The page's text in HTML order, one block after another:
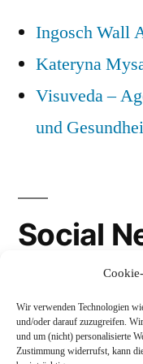
Wir verwenden Technologien
und/oder darauf zuzugreifen.
und um (nicht) personalisierte
Zustimmung widerrufst, kann
Ingosch Wall
Kateryna
Visuveda –
und
Social
LinkedIn
Mastodon